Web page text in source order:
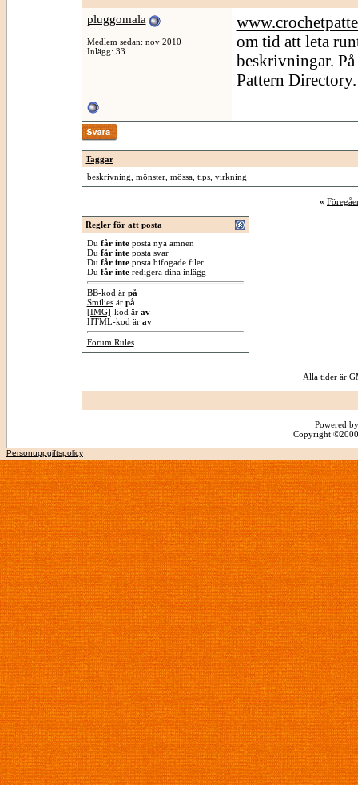
pluggomala
Medlem sedan: nov 2010
Inlägg: 33
om tid att leta
beskrivningar.
Pattern Directory.
Taggar
beskrivning mönster, mössa, tips, virkning
«
Regler för att posta
Du får inteposta nya ämnen
Du får inteposta svar
Du får inteposta bifogade filer
Du får interedigera dina inlägg
BB-kod är på
Smiliesär på
[IMG]-kod är av
HTML-kod är av
Forum Rules
Alla tider är
Powered
Copyright
Personuppgiftspolicy